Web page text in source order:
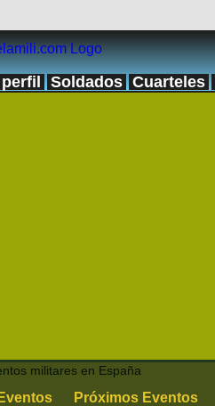
Soldados Cuarteles
militares en España
Próximos Eventos